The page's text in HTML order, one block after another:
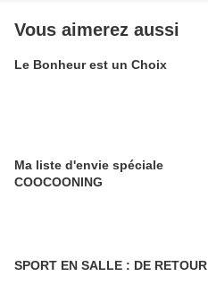
Vous aimerez aussi
Le Bonheur est un Choix
Ma liste d'envie spéciale
COOCOONING
SPORT EN SALLE : DE RETOUR